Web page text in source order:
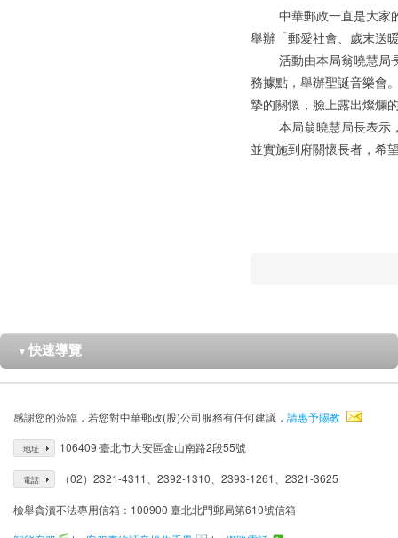
中華郵政一直是大家的
舉辦「郵愛社會、歲末送
活動由本局翁曉慧局長
務據點，舉辦聖誕音樂會
摯的關懷，臉上露出燦爛
本局翁曉慧局長表示，
並實施到府關懷長者，希
▼ 快速導覽
感謝您的蒞臨，若您對中華郵政(股)公司服務有任何建議， 請惠予賜教
地址 106409 臺北市大安區金山南路2段55號
電話 （02）2321-4311、2392-1310、2393-1261、2321-3625
檢舉貪瀆不法專用信箱：100900 臺北北門郵局第610號信箱